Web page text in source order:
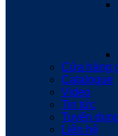
Cửa hàng
Catalogue
Video
Tin tức
Tuyển
Liên hệ